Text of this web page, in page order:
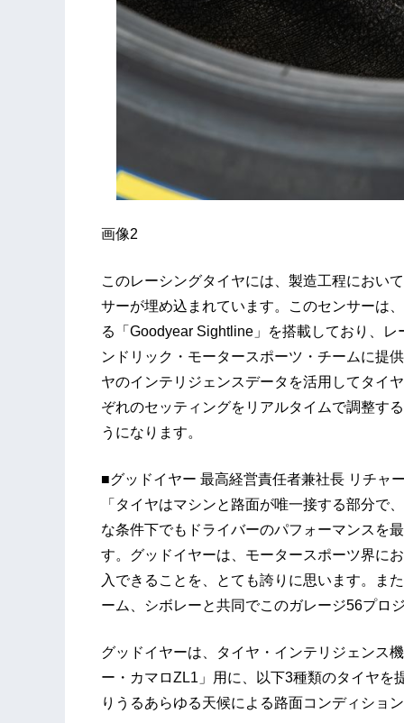
画像2
このレーシングタイヤには、製造工程におい
サーが埋め込まれています。このセンサーは
る「Goodyear Sightline」を搭載しており、
ンドリック・モータースポーツ・チームに提
ヤのインテリジェンスデータを活用してタイ
ぞれのセッティングをリアルタイムで調整す
うになります。
■グッドイヤー 最高経営責任者兼社長 リチャ
「タイヤはマシンと路面が唯一接する部分で
な条件下でもドライバーのパフォーマンスを
す。グッドイヤーは、モータースポーツ界に
入できることを、とても誇りに思います。ま
ーム、シボレーと共同でこのガレージ56プロ
グッドイヤーは、タイヤ・インテリジェンス
ー・カマロZL1」用に、以下3種類のタイヤを
りうるあらゆる天候による路面コンディショ